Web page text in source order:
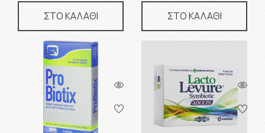
ΣΤΟ ΚΑΛΑΘΙ ΣΤΟ ΚΑΛΑΘΙ